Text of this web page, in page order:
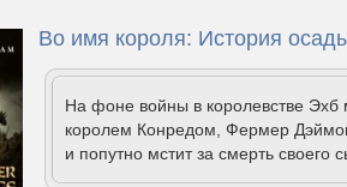
Во имя короля: История
На фоне войны в королевстве
королем Конредом, Фермер
и попутно мстит за смерть своего